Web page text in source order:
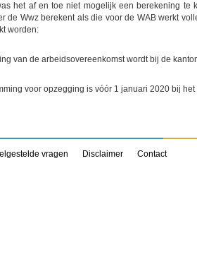
het af en toe niet mogelijk een berekening
de Wwz berekent als die voor de WAB werkt
worden:
van de arbeidsovereenkomst wordt bij de
voor opzegging is vóór 1 januari 2020 bij
vragen Disclaimer Contact